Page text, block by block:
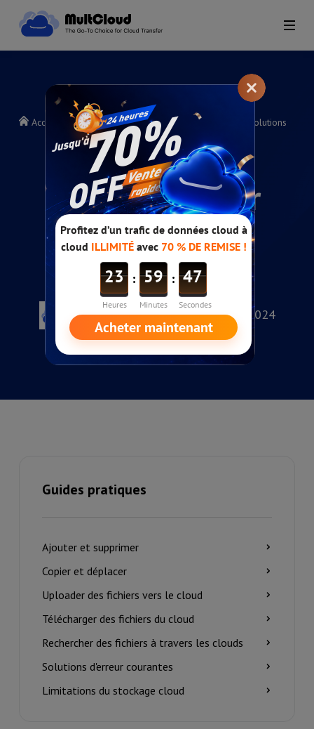
Accueil Guides d'aide MultCloud> Common Error Solutions
Common Error
Solutions
Posté par @MultCloud 26/08/2024
Guides pratiques
Ajouter et supprimer
Copier et déplacer
Uploader des fichiers vers le cloud
Télécharger des fichiers du cloud
Rechercher des fichiers à travers les clouds
Solutions d'erreur courantes
Limitations du stockage cloud